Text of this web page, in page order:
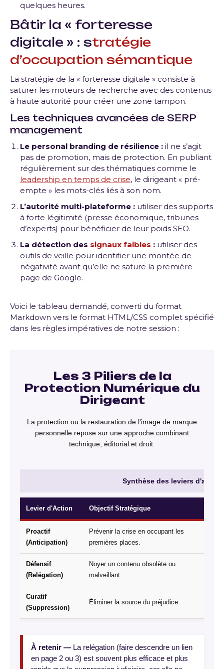
quelques heures.
Bâtir la « forteresse
digitale » : stratégie
d’occupation sémantique
La stratégie de la « forteresse digitale » consiste à
saturer les moteurs de recherche avec des contenus
à haute autorité pour créer une zone tampon.
Les techniques avancées de SERP
management
Le personal branding de résilience : il ne s’agit
pas de promotion, mais de protection. En publiant
régulièrement sur des thématiques comme le
leadership en temps de crise, le dirigeant « pré-
empte » les mots-clés liés à son nom.
L’autorité multi-plateforme : utiliser des supports
à forte légitimité (presse économique, tribunes
d’experts) pour bénéficier de leur poids SEO.
La détection des signaux faibles : utiliser des
outils de veille pour identifier une montée de
négativité avant qu’elle ne sature la première
page de Google.
Voici le tableau demandé, converti du format
Markdown vers le format HTML/CSS complet spécifié
dans les règles impératives de notre session :
Les 3 Piliers de la
Protection Numérique du
Dirigeant
La protection ou la restauration de l'image de marque
personnelle repose sur une approche combinant
technique, éditorial et droit.
Synthèse des leviers
Levier d'Action Objectif Stratégique
Proactif
(Anticipation)
Prévenir la crise en occupant les
premières places.
Défensif
(Relégation)
Noyer un contenu obsolète ou
malveillant.
Curatif
(Suppression)
Éliminer la source du préjudice.
À retenir — La relégation (faire descendre un lien
en page 2 ou 3) est souvent plus efficace et plus